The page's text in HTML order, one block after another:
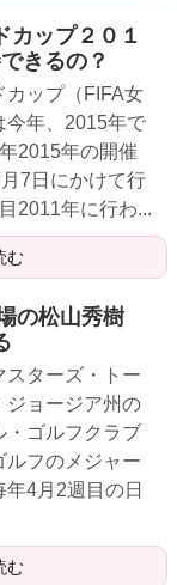
カップ２０１
きるの？
カップ（FIFA女
今年、2015年で
2015年の開催
7日にかけて行
2011年に行わ...
む
の松山秀樹
スターズ・トー
ジョージア州の
・ゴルフクラブ
ルフのメジャー
4月2週目の日
む